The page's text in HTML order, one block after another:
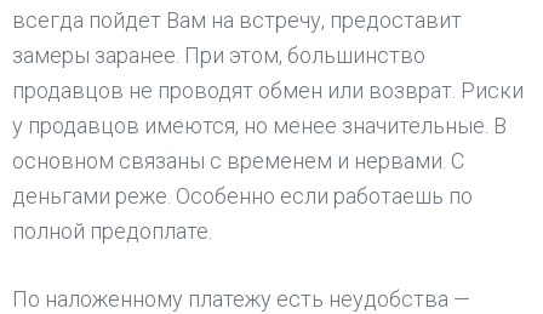
всегда пойдет Вам на встречу, предоставит
замеры заранее. При этом, большинство
продавцов не проводят обмен или возврат. Риски
у продавцов имеются, но менее значительные. В
основном связаны с временем и нервами. С
деньгами реже. Особенно если работаешь по
полной предоплате.
По наложенному платежу есть неудобства —